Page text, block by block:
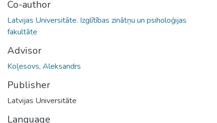
Co-author
Latvijas Universitāte. Izglītības zinātņu un psiholoģijas
fakultāte
Advisor
Koļesovs, Aleksandrs
Publisher
Latvijas Universitāte
Language